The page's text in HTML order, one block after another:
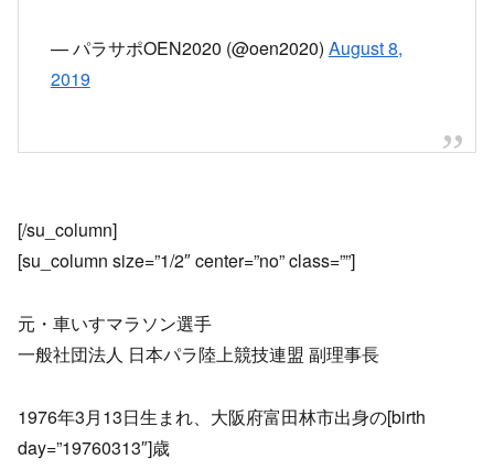
— パラサポOEN2020 (@oen2020) August 8,
2019
[/su_column]
[su_column size=”1/2″ center=”no” class=””]
元・車いすマラソン選手
一般社団法人 日本パラ陸上競技連盟 副理事長
1976年3月13日生まれ、大阪府富田林市出身の[birth
day=”19760313″]歳